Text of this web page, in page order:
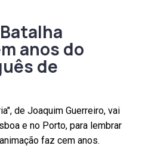
anos do
de
de Joaquim Guerreiro, vai
e no Porto, para lembrar
faz cem anos.